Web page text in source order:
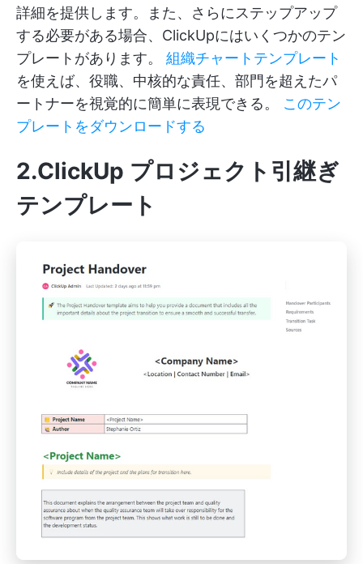
詳細を提供します。また、さらにステップアップ
する必要がある場合、ClickUpにはいくつかのテン
プレートがあります。 組織チャートテンプレート
を使えば、役職、中核的な責任、部門を超えたパ
ートナーを視覚的に簡単に表現できる。 このテン
プレートをダウンロードする
2.ClickUp プロジェクト引継ぎ
テンプレート